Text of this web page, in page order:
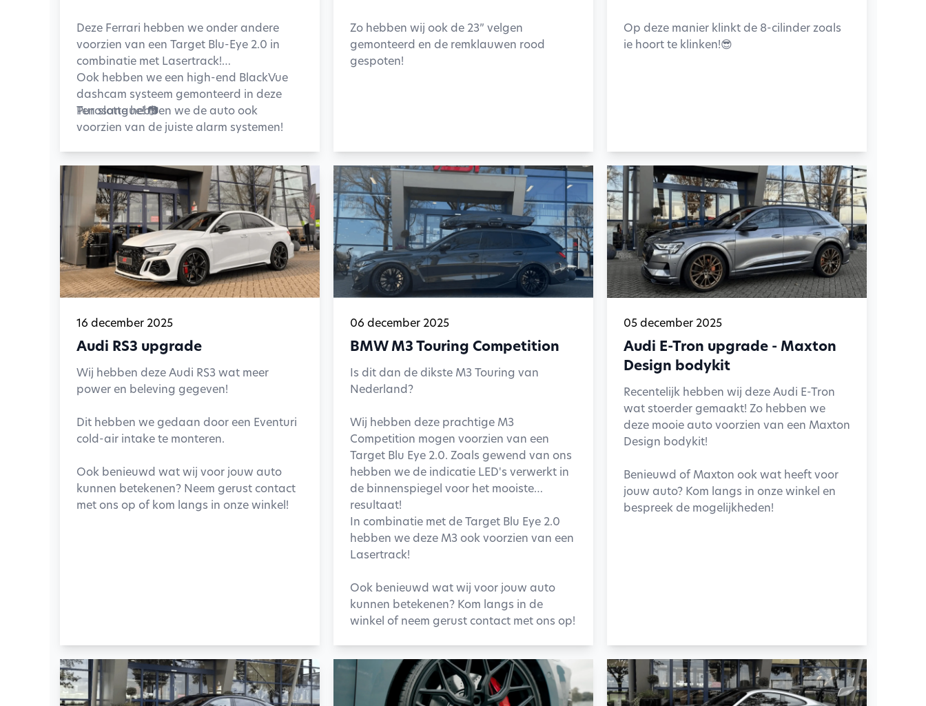
Deze Ferrari hebben we onder andere
voorzien van een Target Blu-Eye 2.0 in
combinatie met Lasertrack!
Ook hebben we een high-end BlackVue
dashcam systeem gemonteerd in deze
Purosangue! 📷
Ten slotte hebben we de auto ook
voorzien van de juiste alarm systemen!
Zo hebben wij ook de 23” velgen
gemonteerd en de remklauwen rood
gespoten!
Op deze manier klinkt de 8-cilinder zoals
ie hoort te klinken!😎
16 december 2025
Audi RS3 upgrade
Wij hebben deze Audi RS3 wat meer
power en beleving gegeven!
Dit hebben we gedaan door een Eventuri
cold-air intake te monteren.
Ook benieuwd wat wij voor jouw auto
kunnen betekenen? Neem gerust contact
met ons op of kom langs in onze winkel!
06 december 2025
BMW M3 Touring Competition
Is dit dan de dikste M3 Touring van
Nederland?
Wij hebben deze prachtige M3
Competition mogen voorzien van een
Target Blu Eye 2.0. Zoals gewend van ons
hebben we de indicatie LED's verwerkt in
de binnenspiegel voor het mooiste
resultaat!
In combinatie met de Target Blu Eye 2.0
hebben we deze M3 ook voorzien van een
Lasertrack!
Ook benieuwd wat wij voor jouw auto
kunnen betekenen? Kom langs in de
winkel of neem gerust contact met ons op!
05 december 2025
Audi E-Tron upgrade - Maxton
Design bodykit
Recentelijk hebben wij deze Audi E-Tron
wat stoerder gemaakt! Zo hebben we
deze mooie auto voorzien van een Maxton
Design bodykit!
Benieuwd of Maxton ook wat heeft voor
jouw auto? Kom langs in onze winkel en
bespreek de mogelijkheden!